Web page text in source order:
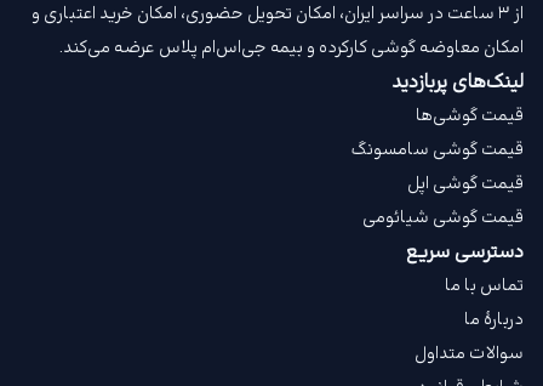
از ۳ ساعت در سراسر ایران، امکان تحویل حضوری، امکان خرید اعتباری و
امکان معاوضه گوشی کارکرده و بیمه جی‌اس‌ام‌ پلاس عرضه می‌کند.
لینک‌های پربازدید
قیمت گوشی‌ها
قیمت گوشی سامسونگ
قیمت گوشی اپل
قیمت گوشی شیائومی
دسترسی سریع
تماس با ما
دربارهٔ ما
سوالات متداول